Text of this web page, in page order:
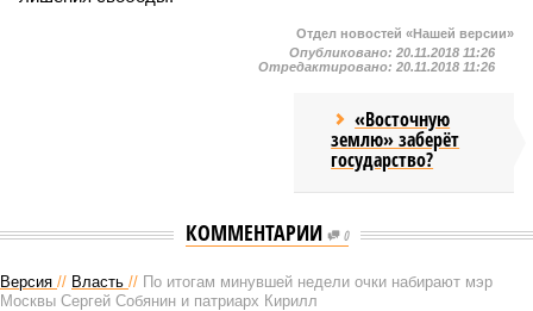
Отдел новостей «Нашей версии»
Опубликовано: 20.11.2018 11:26
Отредактировано: 20.11.2018 11:26
«Восточную
землю» заберёт
государство?
КОММЕНТАРИИ 0
Версия // Власть // По итогам минувшей недели очки набирают мэр
Москвы Сергей Собянин и патриарх Кирилл